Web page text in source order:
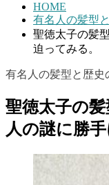
HOME
有名人の髪型
聖徳太子の髪
迫ってみる。
有名人の髪型と歴史
聖徳太子の
人の謎に勝